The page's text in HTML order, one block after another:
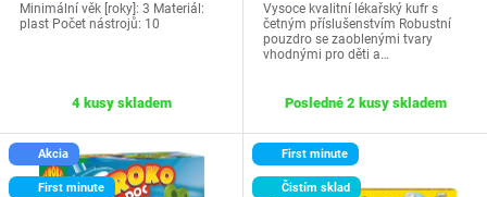
Minimální věk [roky]: 3 Materiál:
plast Počet nástrojů: 10
4 kusy skladem
Vysoce kvalitní lékařský kufr s
četným příslušenstvím Robustní
pouzdro se zaoblenými tvary
vhodnými pro děti a…
Posledné 2 kusy skladem
Akcia
First minute
First minute
Čistím sklad